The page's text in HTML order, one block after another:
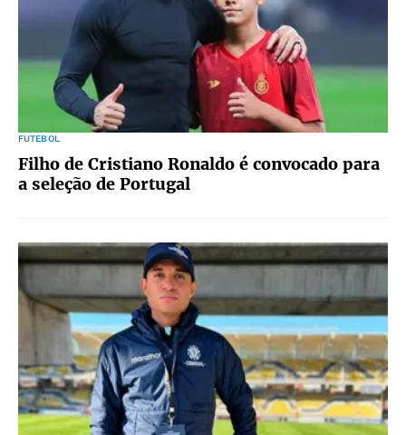
FUTEBOL
Filho de Cristiano Ronaldo é convocado para
a seleção de Portugal